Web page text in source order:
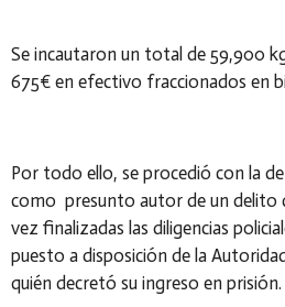
Se incautaron un total de 59,900
675€ en efectivo fraccionados en
Por todo ello, se procedió con la
como presunto autor de un delito
vez finalizadas las diligencias
puesto a disposición de la
quién decretó su ingreso en prisión.